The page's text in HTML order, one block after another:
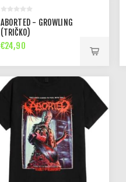
ABORTED - GROWLING
(TRIČKO)
€24,90